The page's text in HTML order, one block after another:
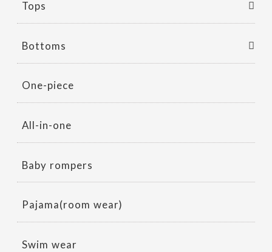
Tops
Bottoms
One-piece
All-in-one
Baby rompers
Pajama(room wear)
Swim wear